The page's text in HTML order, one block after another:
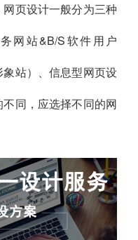
页设计一般分为三种
网站&B/S软件用户
站）、信息型网页设
同，应选择不同的网